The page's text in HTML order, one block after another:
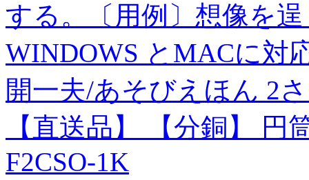
する。〔用例〕想像を
WINDOWS とMACに対
開一夫/あそびえほん 2
【直送品】 【分銅】
F2CSO-1K